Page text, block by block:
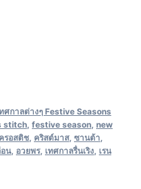
ศกาลต่างๆ Festive Seasons
stitch festive season new
ครอสติช คริสต์มาส, ซานต้า
อน, อวยพร, เทศกาลรื่นเริง เรน